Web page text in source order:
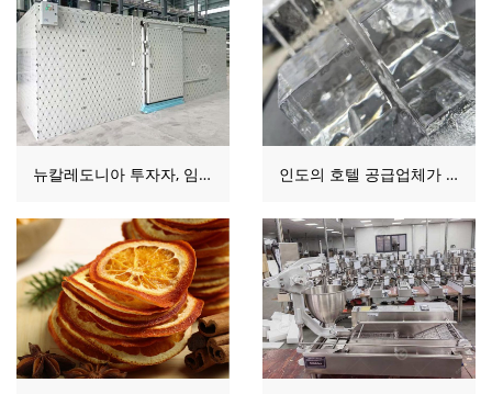
뉴칼레도니아 투자자, 임대 시설용 냉장 보관 솔루션 평가 인도의 호텔 공급업체가 새로운 벤처를 위해 투명 얼음 블록을 평가한 방법